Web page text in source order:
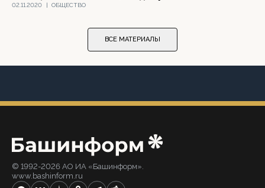
02.11.2020 | ОБЩЕСТВО
ВСЕ МАТЕРИАЛЫ
© 1992-2026 АО ИА «Башинформ».
www.bashinform.ru